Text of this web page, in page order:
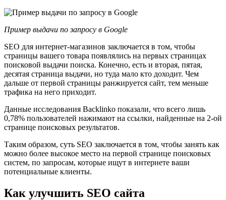
Пример выдачи по запросу в Google
SEO для интернет-магазинов заключается в том, чтобы
страницы вашего товара появлялись на первых страницах
поисковой выдачи поиска. Конечно, есть и вторая, пятая,
десятая страница выдачи, но туда мало кто доходит. Чем
дальше от первой страницы ранжируется сайт, тем меньше
трафика на него приходит.
Данные исследования Backlinko показали, что всего лишь
0,78% пользователей нажимают на ссылки, найденные на 2-ой
странице поисковых результатов.
Таким образом, суть SEO заключается в том, чтобы занять как
можно более высокое место на первой странице поисковых
систем, по запросам, которые ищут в интернете ваши
потенциальные клиенты.
Как улучшить SEO сайта